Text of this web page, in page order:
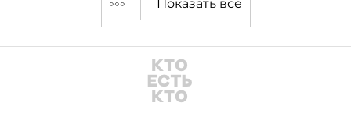
подало само издание.
Показать все